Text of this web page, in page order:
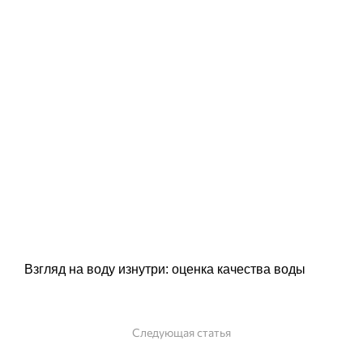
Взгляд на воду изнутри: оценка качества воды
Следующая статья